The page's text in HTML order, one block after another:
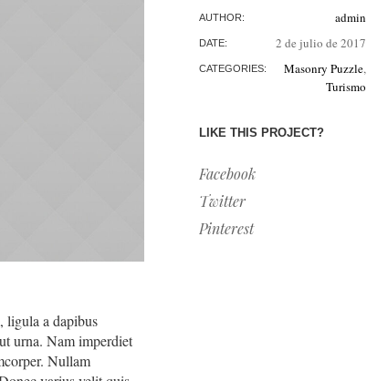
ligula a dapibus
urna. Nam imperdiet
Nullam
AUTHOR: admin
DATE: 2 de julio de 2017
CATEGORIES: Masonry Puzzle,
Turismo
LIKE THIS PROJECT?
Facebook
Twitter
Pinterest